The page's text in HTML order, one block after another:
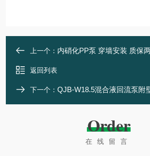
上一个： 内硝化PP泵 穿墙安装 质保
返回列表
下一个： QJB-W18.5混合液回流泵附
Order
在线留言